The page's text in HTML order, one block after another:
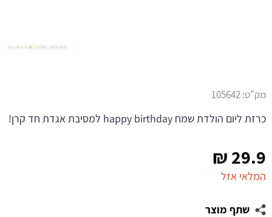
29.9
₪
המלאי אזל
שתף מוצר
מק"ט:105642
כרזת ליום הולדת שמח happy birthday למסיבת אגדת חד קרן!